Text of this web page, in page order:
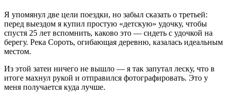
Я упомянул две цели поездки, но забыл сказать о третьей:
перед выездом я купил простую «детскую» удочку, чтобы
спустя 25 лет вспомнить, каково это — сидеть с удочкой на
берегу. Река Сороть, огибающая деревню, казалась идеальным
местом.
Из этой затеи ничего не вышло — я так запутал леску, что в
итоге махнул рукой и отправился фотографировать. Это у
меня получается куда лучше.